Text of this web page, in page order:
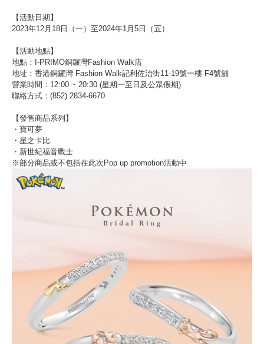
【活動日期】
2023年12月18日（一）至2024年1月5日（五）
【活動地點】
地點：I-PRIMO銅鑼灣Fashion Walk店
地址：香港銅鑼灣 Fashion Walk記利佐治街11-19號一樓 F4號舖
營業時間：12:00 ~ 20:30 (星期一至日及公眾假期)
聯絡方式：(852) 2834-6670
【發售商品系列】
・寶可夢
・星之卡比
・新世紀福音戰士
※部分商品或不包括在此次Pop up promotion活動中